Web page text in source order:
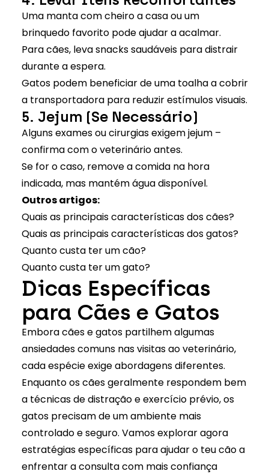
Uma manta com cheiro a casa ou um
brinquedo favorito pode ajudar a acalmar.
Para cães, leva snacks saudáveis para distrair
durante a espera.
Gatos podem beneficiar de uma toalha a cobrir
a transportadora para reduzir estímulos visuais.
5. Jejum (Se Necessário)
Alguns exames ou cirurgias exigem jejum –
confirma com o veterinário antes.
Se for o caso, remove a comida na hora
indicada, mas mantém água disponível.
Outros artigos:
Quais as principais características dos cães?
Quais as principais características dos gatos?
Quanto custa ter um cão?
Quanto custa ter um gato?
Dicas Específicas
para Cães e Gatos
Embora cães e gatos partilhem algumas
ansiedades comuns nas visitas ao veterinário,
cada espécie exige abordagens diferentes.
Enquanto os cães geralmente respondem bem
a técnicas de distração e exercício prévio, os
gatos precisam de um ambiente mais
controlado e seguro. Vamos explorar agora
estratégias específicas para ajudar o teu cão a
enfrentar a consulta com mais confiança